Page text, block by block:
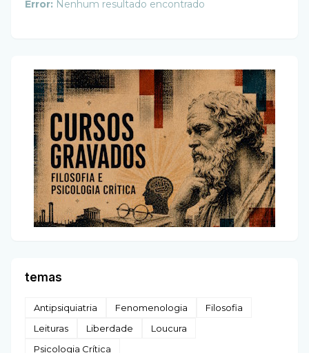
Error: Nenhum resultado encontrado
temas
Antipsiquiatria Fenomenologia
Filosofia
Leituras
Liberdade
Loucura
Psicologia Crítica